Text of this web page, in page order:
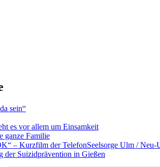
sein“
es vor allem um Einsamkeit
ganze Familie
– Kurzfilm der TelefonSeelsorge Ulm / Neu-
der Suizidprävention in Gießen